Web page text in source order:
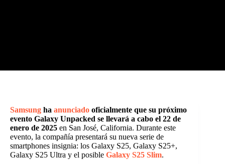
Samsung ha anunciado oficialmente que su próximo
evento Galaxy Unpacked se llevará a cabo el 22 de
enero de 2025 en San José, California. Durante este
evento, la compañía presentará su nueva serie de
smartphones insignia: los Galaxy S25, Galaxy S25+,
Galaxy S25 Ultra y el posible Galaxy S25 Slim.